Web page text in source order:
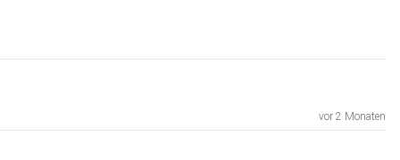
vor 2 Monaten